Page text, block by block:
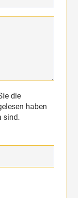
die
haben
sind.